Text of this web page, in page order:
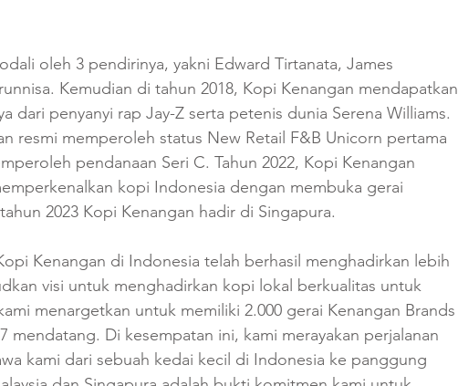
oleh 3 pendirinya, yakni Edward Tirtanata, James
Kemudian di tahun 2018, Kopi Kenangan mendapatkan
dari penyanyi rap Jay-Z serta petenis dunia Serena Williams.
resmi memperoleh status New Retail F&B Unicorn pertama
pendanaan Seri C. Tahun 2022, Kopi Kenangan
kopi Indonesia dengan membuka gerai
2023 Kopi Kenangan hadir di Singapura.
Kenangan di Indonesia telah berhasil menghadirkan lebih
visi untuk menghadirkan kopi lokal berkualitas untuk
menargetkan untuk memiliki 2.000 gerai Kenangan Brands
mendatang. Di kesempatan ini, kami merayakan perjalanan
kami dari sebuah kedai kecil di Indonesia ke panggung